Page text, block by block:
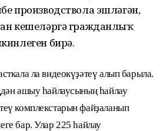
производствола эшләгән,
кешеләргә гражданлыҡ
бирә.
ла видеокүҙәтеү алып барыла.
ашыу һайлаусының һайлау
комплекстарын файҙаланып
бар. Улар 225 һайлау